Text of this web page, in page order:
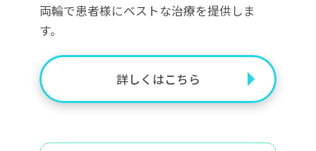
両輪で患者様にベストな治療を提供しま
す。
詳しくはこちら